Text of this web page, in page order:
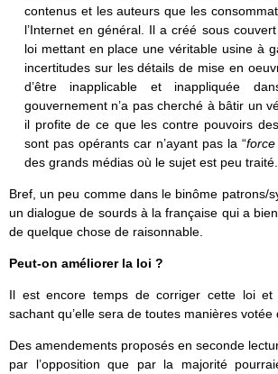
contenus et les auteurs que les
l’Internet en général. Il a créé sous
loi mettant en place une véritable usine à
incertitudes sur les détails de mise en
d’être inapplicable et inappliquée
gouvernement n’a pas cherché à bâtir un
il profite de ce que les contre pouvoirs
sont pas opérants car n’ayant pas la “
des grands médias où le sujet est peu traité.
Bref, un peu comme dans le binôme patrons/
un dialogue de sourds à la française qui a
de quelque chose de raisonnable.
Peut-on améliorer la loi ?
Il est encore temps de corriger cette loi
sachant qu’elle sera de toutes manières votée
Des amendements proposés en seconde
par l’opposition que par la majorité